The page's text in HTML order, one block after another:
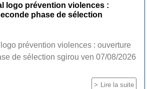
logo prévention violences :
phase de sélection
prévention violences : ouverture
de sélection sgirou ven 07/08/2026
Lire la suite